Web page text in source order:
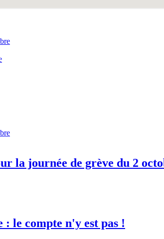
la journée de grève du 2
le compte n'y est pas !